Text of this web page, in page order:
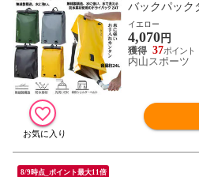
バックパック
2026年継続モ
サック バック
ドア モリト
[自社]
イエロー
4,070円
37
内山スポーツ
8/9時点_ポイント最大11倍